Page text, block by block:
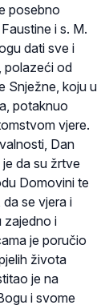
posebno
i s. M.
dati sve i
polazeći od
Snježne, koju u
potaknuo
vjere.
Dan
da su žrtve
Domovini te
se vjera i
zajedno i
je poručio
života
je na
i svome